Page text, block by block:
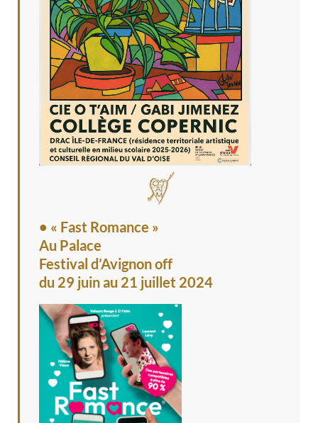
• « Fast Romance »
Au Palace
Festival d’Avignon off
du 29 juin au 21 juillet 2024